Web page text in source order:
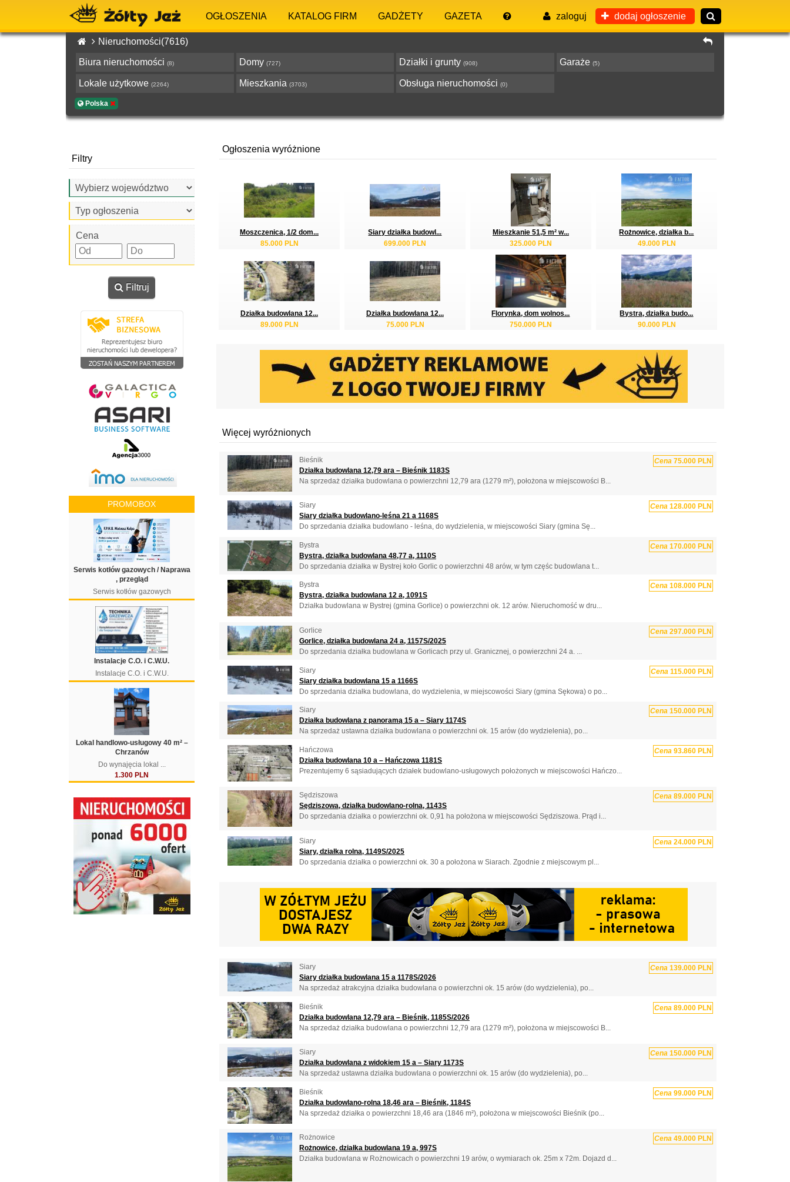
OGŁOSZENIA KATALOG FIRM GADŻETY GAZETA zaloguj dodaj ogłoszenie
Nieruchomości(7616)
Biura nieruchomości (8) Domy (727) Działki i grunty (908) Garaże (5)
Lokale użytkowe (2264) Mieszkania (3703) Obsługa nieruchomości (0)
Polska
Filtry
Cena
Filtruj
PROMOBOX
Serwis kotłów gazowych / Naprawa
, przegląd
Serwis kotłów gazowych
Instalacje C.O. i C.W.U.
Instalacje C.O. i C.W.U.
Lokal handlowo-usługowy 40 m² –
Chrzanów
Do wynajęcia lokal ...
1.300 PLN
Ogłoszenia wyróżnione
Moszczenica, 1/2 dom...
85.000 PLN
Siary działka budowl...
699.000 PLN
Mieszkanie 51,5 m² w...
325.000 PLN
Rożnowice, działka b...
49.000 PLN
Działka budowlana 12...
89.000 PLN
Działka budowlana 12...
75.000 PLN
Florynka, dom wolnos...
750.000 PLN
Bystra, działka budo...
90.000 PLN
Więcej wyróżnionych
Bieśnik Cena 75.000 PLN
Działka budowlana 12,79 ara – Bieśnik 1183S
Na sprzedaż działka budowlana o powierzchni 12,79 ara (1279 m²), położona w miejscowości B...
Siary Cena 128.000 PLN
Siary działka budowlano-leśna 21 a 1168S
Do sprzedania działka budowlano - leśna, do wydzielenia, w miejscowości Siary (gmina Sę...
Bystra Cena 170.000 PLN
Bystra, działka budowlana 48,77 a, 1110S
Do sprzedania działka w Bystrej koło Gorlic o powierzchni 48 arów, w tym częśc budowlana t...
Bystra Cena 108.000 PLN
Bystra, działka budowlana 12 a, 1091S
Działka budowlana w Bystrej (gmina Gorlice) o powierzchni ok. 12 arów. Nieruchomość w dru...
Gorlice Cena 297.000 PLN
Gorlice, działka budowlana 24 a, 1157S/2025
Do sprzedania działka budowlana w Gorlicach przy ul. Granicznej, o powierzchni 24 a. ...
Siary Cena 115.000 PLN
Siary działka budowlana 15 a 1166S
Do sprzedania działka budowlana, do wydzielenia, w miejscowości Siary (gmina Sękowa) o po...
Siary Cena 150.000 PLN
Działka budowlana z panoramą 15 a – Siary 1174S
Na sprzedaż ustawna działka budowlana o powierzchni ok. 15 arów (do wydzielenia), po...
Hańczowa Cena 93.860 PLN
Działka budowlana 10 a – Hańczowa 1181S
Prezentujemy 6 sąsiadujących działek budowlano-usługowych położonych w miejscowości Hańczo...
Sędziszowa Cena 89.000 PLN
Sędziszowa, działka budowlano-rolna, 1143S
Do sprzedania działka o powierzchni ok. 0,91 ha położona w miejscowości Sędziszowa. Prąd i...
Siary Cena 24.000 PLN
Siary, działka rolna, 1149S/2025
Do sprzedania działka o powierzchni ok. 30 a położona w Siarach. Zgodnie z miejscowym pl...
Siary Cena 139.000 PLN
Siary działka budowlana 15 a 1178S/2026
Na sprzedaż atrakcyjna działka budowlana o powierzchni ok. 15 arów (do wydzielenia), po...
Bieśnik Cena 89.000 PLN
Działka budowlana 12,79 ara – Bieśnik, 1185S/2026
Na sprzedaż działka budowlana o powierzchni 12,79 ara (1279 m²), położona w miejscowości B...
Siary Cena 150.000 PLN
Działka budowlana z widokiem 15 a – Siary 1173S
Na sprzedaż ustawna działka budowlana o powierzchni ok. 15 arów (do wydzielenia), po...
Bieśnik Cena 99.000 PLN
Działka budowlano-rolna 18,46 ara – Bieśnik, 1184S
Na sprzedaż działka o powierzchni 18,46 ara (1846 m²), położona w miejscowości Bieśnik (po...
Rożnowice Cena 49.000 PLN
Rożnowice, działka budowlana 19 a, 997S
Działka budowlana w Rożnowicach o powierzchni 19 arów, o wymiarach ok. 25m x 72m. Dojazd d...